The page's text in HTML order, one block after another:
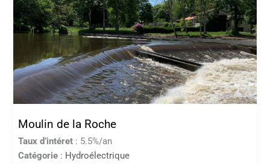
Moulin de la Roche
Taux d’intéret : 5.5%/an
Catégorie : Hydroélectrique